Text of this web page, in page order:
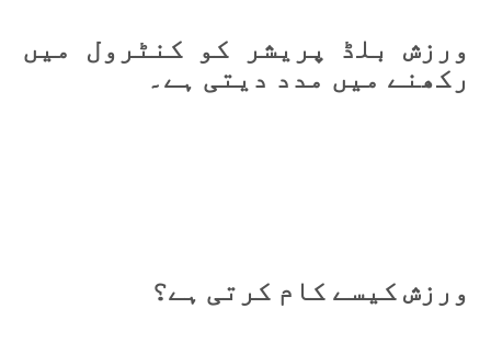
ورزش بلڈ پریشر کو کنٹرول میں
رکھنے میں مدد دیتی ہے۔
ورزش کیسے کام کرتی ہے؟